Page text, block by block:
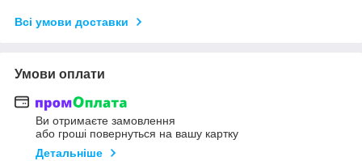
Всі умови доставки
Умови оплати
Ви отримаєте замовлення
або гроші повернуться на вашу картку
Детальніше